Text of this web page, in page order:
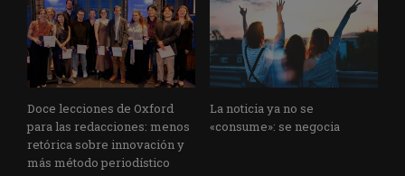
Doce lecciones de Oxford
para las redacciones: menos
retórica sobre innovación y
más método periodístico
La noticia ya no se
«consume»: se negocia